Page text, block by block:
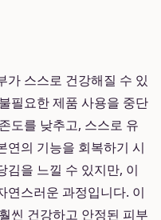
가 스스로 건강해질 수 있
필요한 제품 사용을 중단
도를 낮추고, 스스로 유
연의 기능을 회복하기 시
김을 느낄 수 있지만, 이
연스러운 과정입니다. 이
씬 건강하고 안정된 피부